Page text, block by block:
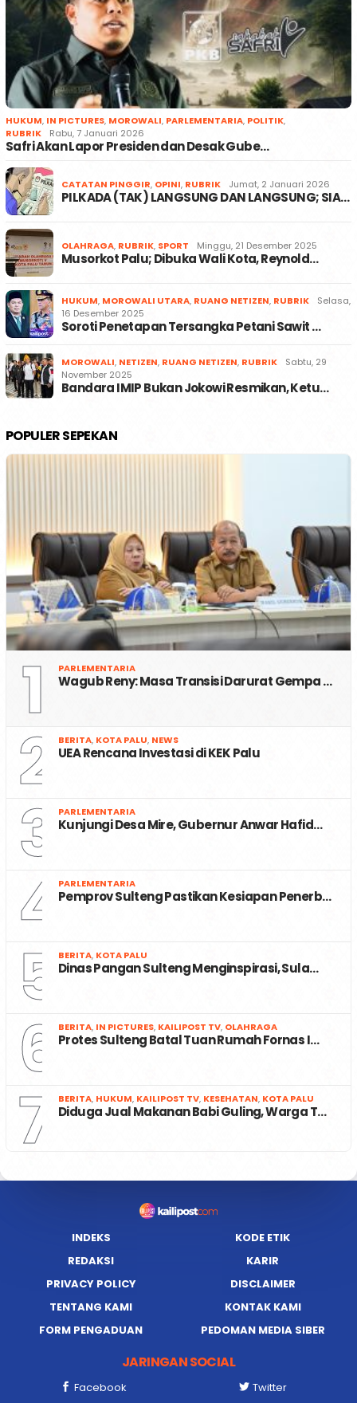
HUKUM, IN PICTURES, MOROWALI, PARLEMENTARIA, POLITIK,
RUBRIK
Rabu, 7 Januari 2026
Safri Akan Lapor Presiden dan Desak Gube…
CATATAN PINGGIR, OPINI, RUBRIK Jumat, 2 Januari 2026
PILKADA (TAK) LANGSUNG DAN LANGSUNG; SIA…
OLAHRAGA, RUBRIK, SPORT Minggu, 21 Desember 2025
Musorkot Palu; Dibuka Wali Kota, Reynold…
HUKUM, MOROWALI UTARA, RUANG NETIZEN, RUBRIK
Selasa,
16 Desember 2025
Soroti Penetapan Tersangka Petani Sawit …
MOROWALI, NETIZEN, RUANG NETIZEN, RUBRIK
Sabtu, 29
November 2025
Bandara IMIP Bukan Jokowi Resmikan, Ketu…
POPULER SEPEKAN
1 PARLEMENTARIA
Wagub Reny: Masa Transisi Darurat Gempa …
2 BERITA, KOTA PALU, NEWS
UEA Rencana Investasi di KEK Palu
3 PARLEMENTARIA
Kunjungi Desa Mire, Gubernur Anwar Hafid…
4 PARLEMENTARIA
Pemprov Sulteng Pastikan Kesiapan Penerb…
5 BERITA, KOTA PALU
Dinas Pangan Sulteng Menginspirasi, Sula…
6 BERITA, IN PICTURES, KAILIPOST TV, OLAHRAGA
Protes Sulteng Batal Tuan Rumah Fornas I…
7 BERITA, HUKUM, KAILIPOST TV, KESEHATAN, KOTA PALU
Diduga Jual Makanan Babi Guling, Warga T…
INDEKS
KODE ETIK
REDAKSI
KARIR
PRIVACY POLICY
DISCLAIMER
TENTANG KAMI
KONTAK KAMI
FORM PENGADUAN
PEDOMAN MEDIA SIBER
JARINGAN SOCIAL
Facebook
Twitter